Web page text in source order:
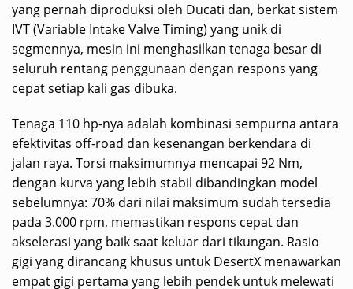
yang pernah diproduksi oleh Ducati dan, berkat sistem
IVT (Variable Intake Valve Timing) yang unik di
segmennya, mesin ini menghasilkan tenaga besar di
seluruh rentang penggunaan dengan respons yang
cepat setiap kali gas dibuka.
Tenaga 110 hp-nya adalah kombinasi sempurna antara
efektivitas off-road dan kesenangan berkendara di
jalan raya. Torsi maksimumnya mencapai 92 Nm,
dengan kurva yang lebih stabil dibandingkan model
sebelumnya: 70% dari nilai maksimum sudah tersedia
pada 3.000 rpm, memastikan respons cepat dan
akselerasi yang baik saat keluar dari tikungan. Rasio
gigi yang dirancang khusus untuk DesertX menawarkan
empat gigi pertama yang lebih pendek untuk melewati